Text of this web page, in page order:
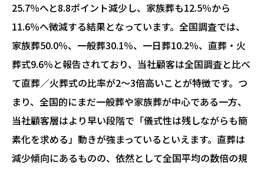
25.7％へと8.8ポイント減少し、家族葬も12.5％から
11.6％へ微減する結果となっています。全国調査では、
家族葬50.0％、一般葬30.1％、一日葬10.2％、直葬・火
葬式9.6％と報告されており、当社顧客は全国調査と比べ
て直葬／火葬式の比率が2〜3倍高いことが特徴です。つ
まり、全国的にまだ一般葬や家族葬が中心である一方、
当社顧客層はより早い段階で「儀式性は残しながらも簡
素化を求める」動きが強まっているといえます。直葬は
減少傾向にあるものの、依然として全国平均の数倍の規